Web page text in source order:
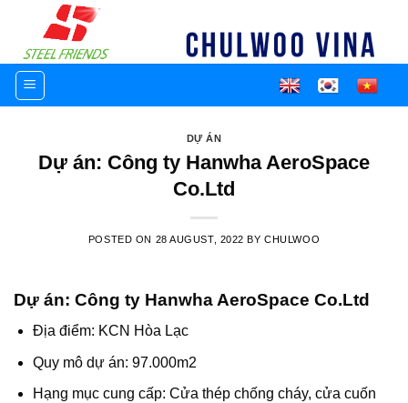
content
DỰ ÁN
Dự án: Công ty Hanwha AeroSpace
Co.Ltd
POSTED ON 28 AUGUST, 2022 BYCHULWOO
Dự án: Công ty Hanwha AeroSpace Co.Ltd
Địa điểm: KCN Hòa Lạc
Quy mô dự án: 97.000m2
Hạng mục cung cấp: Cửa thép chống cháy, cửa cuốn